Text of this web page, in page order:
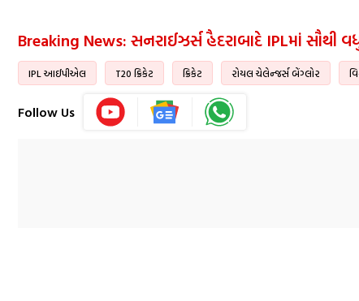
Breaking News: સનરાઈઝર્સ હૈદરાબાદે IPLમાં સૌથી
IPL આઈપીએલ T20 ક્રિકેટ ક્રિકેટ રોયલ ચેલેન્જર્સ બેંગ્લોર
Follow Us